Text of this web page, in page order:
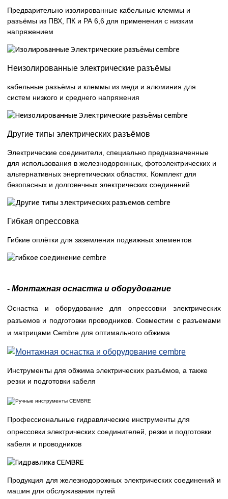
Предварительно изолированные кабельные клеммы и
разъёмы из ПВХ, ПК и РА 6,6 для применения с низким
напряжением
Неизолированные электрические разъёмы
кабельные разъёмы и клеммы из меди и алюминия для
систем низкого и среднего напряжения
Другие типы электрических разъёмов
Электрические соединители, специально предназначенные
для использования в железнодорожных, фотоэлектрических и
альтернативных энергетических областях. Комплект для
безопасных и долговечных электрических соединений
Гибкая опрессовка
Гибкие оплётки для заземления подвижных элементов
- Монтажная оснастка и оборудование
Оснастка и оборудование для опрессовки электрических
разъемов и подготовки проводников. Совместим с разъемами
и матрицами Cembre для оптимального обжима
Инструменты для обжима электрических разъёмов, а также
резки и подготовки кабеля
Профессиональные гидравлические инструменты для
опрессовки электрических соединителей, резки и подготовки
кабеля и проводников
Продукция для железнодорожных электрических соединений и
машин для обслуживания путей